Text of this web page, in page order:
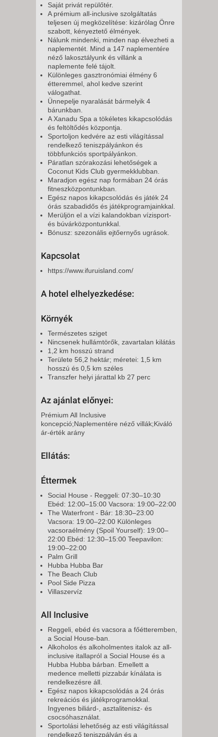
Saját privát repülőtér.
A prémium all-inclusive szolgáltatás
teljesen új megközelítése: kizárólag Önre
szabott, kényeztető élmények.
Nálunk mindenki, minden nap élvezheti a
naplementét. Mind a 147 naplementére
néző lakosztályunk és villánk a
naplemente felé tájolt.
Különleges gasztronómiai élmény 6
étteremmel, ahol kedve szerint
válogathat.
Ünnepelje nyaralását bármelyik 4
bárunkban.
A Xanadu Spa a tökéletes kikapcsolódás
és feltöltődés központja.
Sportoljon kedvére az esti világítással
rendelkező teniszpályánkon és
többfunkciós sportpályánkon.
Páratlan szórakozási lehetőségek a
Coconut Kids Club gyermekklubban.
Maradjon egész nap formában 24 órás
fitneszközpontunkban.
Egész napos kikapcsolódás és játék 24
órás szabadidős és játékprogramjainkkal.
Merüljön el a vízi kalandokban vízisport-
és búvárközpontunkkal.
Bónusz: szezonális ejtőernyős ugrások.
Kapcsolat
https://www.ifuruisland.com/
A hotel elhelyezkedése:
Környék
Természetes sziget
Nincsenek hullámtörők, zavartalan kilátás
1,2 km hosszú strand
Területe 56,2 hektár; méretei: 1,5 km
hosszú és 0,5 km széles
Transzfer helyi járattal kb 27 perc
Az ajánlat előnyei:
Prémium All Inclusive
koncepció;Naplementére néző villák;Kiváló
ár-érték arány
Ellátás:
Éttermek
Social House - Reggeli: 07:30–10:30
Ebéd: 12:00–15:00 Vacsora: 19:00–22:00
The Waterfront - Bár: 18:30–23:00
Vacsora: 19:00–22:00 Különleges
vacsoraélmény (Spoil Yourself): 19:00–
22:00 Ebéd: 12:30–15:00 Teepavilon:
19:00–22:00
Palm Grill
Hubba Hubba Bar
The Beach Club
Pool Side Pizza
Villaszervíz
All Inclusive
Reggeli, ebéd és vacsora a főétteremben,
a Social House-ban.
Alkoholos és alkoholmentes italok az all-
inclusive itallapról a Social House és a
Hubba Hubba bárban. Emellett a
medence melletti pizzabár kínálata is
rendelkezésre áll.
Egész napos kikapcsolódás a 24 órás
rekreációs és játékprogramokkal.
Ingyenes biliárd-, asztalitenisz- és
csocsóhasználat.
Sportolási lehetőség az esti világítással
rendelkező teniszpályán és a